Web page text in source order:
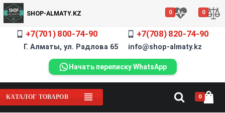
SHOP-ALMATY.KZ 0 0
+7(701) 800-74-90 +7(708) 820-74-90
Г. Алматы, ул. Радлова 65 info@shop-almaty.kz
Начать переписку WhatsApp
КАТАЛОГ ТОВАРОВ 0